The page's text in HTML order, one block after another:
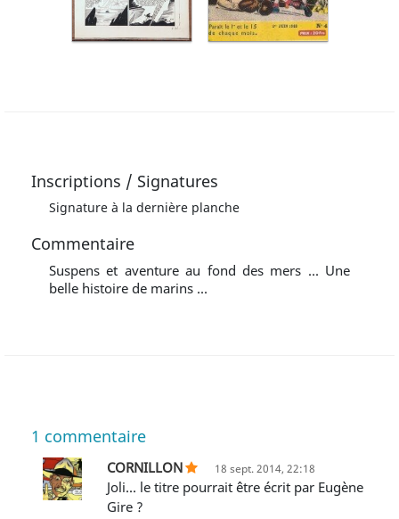
Inscriptions / Signatures
Signature à la dernière planche
Commentaire
Suspens et aventure au fond des mers ... Une
belle histoire de marins ...
1 commentaire
CORNILLON 18 sept. 2014, 22:18
joli... le titre pourrait être écrit par Eugène
Gire ?